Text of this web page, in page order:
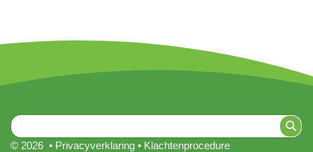
© 2026 • Privacyverklaring • Klachtenprocedure